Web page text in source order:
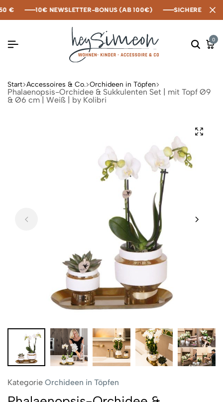
€ 10€ NEWSLETTER-BONUS (AB 100€) SICHERE
€ 10€ NEWSLETTER-BONUS (AB 100€) SICHERE
€ 10€ NEWSLETTER-BONUS (AB 100€) SICHERE
0
Start Accessoires & Co. Orchideen in Töpfen
Phalaenopsis-Orchidee & Sukkulenten Set | mit Topf Ø9
& Ø6 cm | Weiß | by Kolibri
Kategorie Orchideen in Töpfen